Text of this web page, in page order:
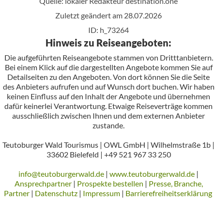
Zuletzt geändert am 28.07.2026
ID: h_73264
Hinweis zu Reiseangeboten:
Die aufgeführten Reiseangebote stammen von Dritttanbietern.
Bei einem Klick auf die dargestellten Angebote kommen Sie auf
Detailseiten zu den Angeboten. Von dort können Sie die Seite
des Anbieters aufrufen und auf Wunsch dort buchen. Wir haben
keinen Einfluss auf den Inhalt der Angebote und übernehmen
dafür keinerlei Verantwortung. Etwaige Reiseverträge kommen
ausschließlich zwischen Ihnen und dem externen Anbieter
zustande.
Teutoburger Wald Tourismus | OWL GmbH | Wilhelmstraße 1b |
33602 Bielefeld | +49 521 967 33 250
info@teutoburgerwald.de | www.teutoburgerwald.de |
Ansprechpartner| Prospekte bestellen | Presse, Branche,
Partner| Datenschutz| Impressum| Barrierefreiheitserklärung